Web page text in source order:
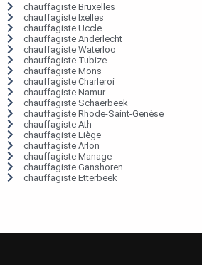
chauffagiste Bruxelles
chauffagiste Ixelles
chauffagiste Uccle
chauffagiste Anderlecht
chauffagiste Waterloo
chauffagiste Tubize
chauffagiste Mons
chauffagiste Charleroi
chauffagiste Namur
chauffagiste Schaerbeek
chauffagiste Rhode-Saint-Genèse
chauffagiste Ath
chauffagiste Liège
chauffagiste Arlon
chauffagiste Manage
chauffagiste Ganshoren
chauffagiste Etterbeek